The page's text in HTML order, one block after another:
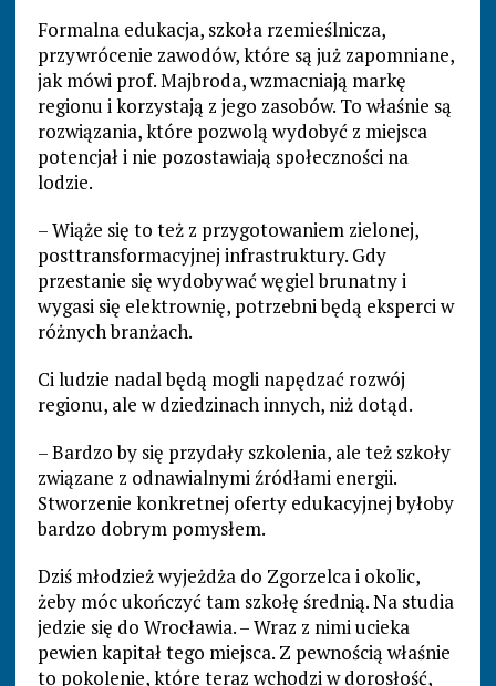
Formalna edukacja, szkoła rzemieślnicza,
przywrócenie zawodów, które są już zapomniane,
jak mówi prof. Majbroda, wzmacniają markę
regionu i korzystają z jego zasobów. To właśnie są
rozwiązania, które pozwolą wydobyć z miejsca
potencjał i nie pozostawiają społeczności na
lodzie.
– Wiąże się to też z przygotowaniem zielonej,
posttransformacyjnej infrastruktury. Gdy
przestanie się wydobywać węgiel brunatny i
wygasi się elektrownię, potrzebni będą eksperci w
różnych branżach.
Ci ludzie nadal będą mogli napędzać rozwój
regionu, ale w dziedzinach innych, niż dotąd.
– Bardzo by się przydały szkolenia, ale też szkoły
związane z odnawialnymi źródłami energii.
Stworzenie konkretnej oferty edukacyjnej byłoby
bardzo dobrym pomysłem.
Dziś młodzież wyjeżdża do Zgorzelca i okolic,
żeby móc ukończyć tam szkołę średnią. Na studia
jedzie się do Wrocławia. – Wraz z nimi ucieka
pewien kapitał tego miejsca. Z pewnością właśnie
to pokolenie, które teraz wchodzi w dorosłość,